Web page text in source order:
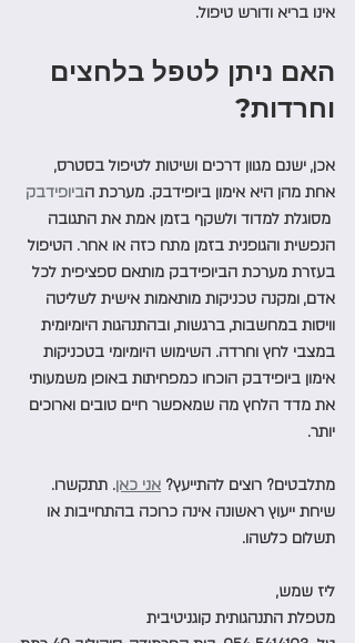
אינו בריא ודורש טיפול.
האם ניתן לטפל בלחצים
וחרדות?
אכן, ישנם מגוון דרכים ושיטות לטיפול בסטרס,
אחת מהן היא אימון ביופידבק. מערכת הביופידבק
מסוגלת למדוד ולשקף בזמן אמת את התגובה
הנפשית והגופנית בזמן מתח כזה או אחר. הטיפול
בעזרת מערכת הביופידבק מותאם ספציפית לכל
אדם, ומקנה טכניקות מותאמות אישית לשליטה
וויסות במחשבות, ברגשות, ובהתנהגות היומיומית
במצבי לחץ וחרדה. השימוש היומיומי בטכניקות
אימון ביופידבק הוכחו כמפחיתות באופן משמעותי
את מדד הלחץ מה שמאפשר חיים טובים וארוכים
יותר.
מתלבטים? רוצים להתייעץ? אני כאן. תתקשרו.
שיחת ייעוץ ראשונה אינה כרוכה בהתחייבות או
תשלום כלשהו.
ליז שמש,
מטפלת התנהגותית קוגניטיבית